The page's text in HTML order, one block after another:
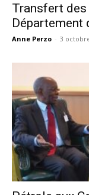
Transfert
Département
Anne Perzo - 3